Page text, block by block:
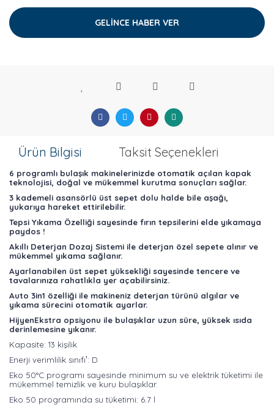
GELİNCE HABER VER
Ürün Bilgisi Taksit Seçenekleri
6 programlı bulaşık makinelerinizde otomatik açılan kapak
teknolojisi, doğal ve mükemmel kurutma sonuçları sağlar.
3 kademeli asansörlü üst sepet dolu halde bile aşağı,
yukarıya hareket ettirilebilir.
Tepsi Yıkama Özelliği sayesinde fırın tepsilerini elde yıkamaya
paydos !
Akıllı Deterjan Dozaj Sistemi ile deterjan özel sepete alınır ve
mükemmel yıkama sağlanır.
Ayarlanabilen üst sepet yüksekliği sayesinde tencere ve
tavalarınıza rahatlıkla yer açabilirsiniz.
Auto 3in1 özelliği ile makineniz deterjan türünü algılar ve
yıkama sürecini otomatik ayarlar.
HijyenEkstra opsiyonu ile bulaşıklar uzun süre, yüksek ısıda
derinlemesine yıkanır.
Kapasite: 13 kişilik
Enerji verimlilik sınıfı¹: D
Eko 50°C programı sayesinde minimum su ve elektrik tüketimi ile
mükemmel temizlik ve kuru bulaşıklar.
Eko 50 programında su tüketimi: 6.7 l